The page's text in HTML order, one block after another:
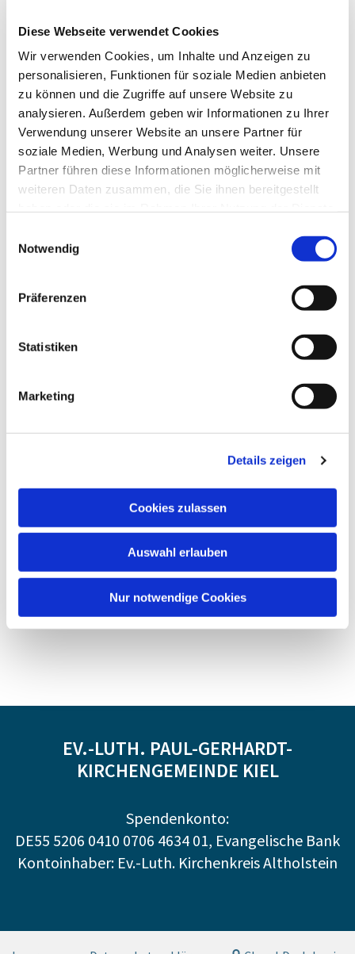
Diese Webseite verwendet Cookies
Wir verwenden Cookies, um Inhalte und Anzeigen zu
personalisieren, Funktionen für soziale Medien anbieten
zu können und die Zugriffe auf unsere Website zu
analysieren. Außerdem geben wir Informationen zu Ihrer
Verwendung unserer Website an unsere Partner für
soziale Medien, Werbung und Analysen weiter. Unsere
Partner führen diese Informationen möglicherweise mit
weiteren Daten zusammen, die Sie ihnen bereitgestellt
Notwendig
Präferenzen
Statistiken
Marketing
Details zeigen
Cookies zulassen
Auswahl erlauben
Nur notwendige Cookies
Donnerstag, 23. September 2027, 15:15 -
16:00 Uhr
Gemeindehaus der Paul-Gerhardt-
EV.-LUTH. PAUL-GERHARDT-
KIRCHENGEMEINDE KIEL
Spendenkonto:
DE55 5206 0410 0706 4634 01, Evangelische Bank
Kontoinhaber: Ev.-Luth. Kirchenkreis Altholstein